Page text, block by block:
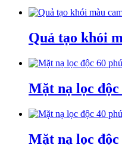
Quả tạo khói
Mặt nạ lọc
Mặt nạ lọc